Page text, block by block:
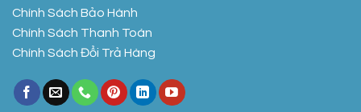
Chính Sách Bảo Hành
Chính Sách Thanh Toán
Chính Sách Đổi Trả Hàng